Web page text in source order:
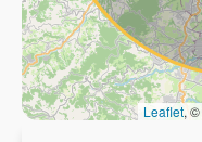
Leaflet, ©